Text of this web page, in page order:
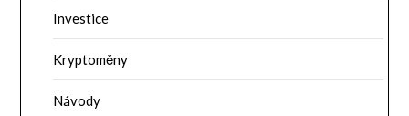
Investice
Kryptoměny
Návody